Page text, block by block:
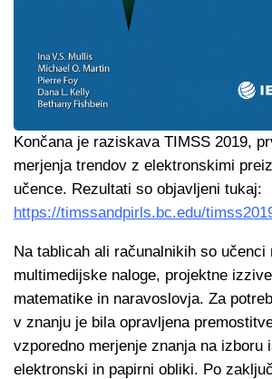
Končana je raziskava TIMSS 2019,
merjenja trendov z elektronskimi
učence. Rezultati so objavljeni tukaj:
https://timssandpirls.bc.edu/
Na tablicah ali računalnikih so učenci
multimedijske naloge, projektne
matematike in naravoslovja. Za
v znanju je bila opravljena
vzporedno merjenje znanja na izboru
elektronski in papirni obliki. Po